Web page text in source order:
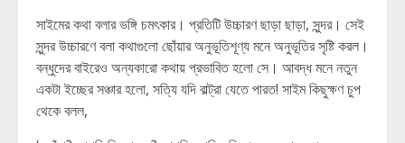
সাইমের কথা বলার ভঙ্গি চমৎকার। প্রতিটি উচ্চারণ ছাড়া ছাড়া, সুন্দর। সেই
সুন্দর উচ্চারণে বলা কথাগুলো ছোঁয়ার অনুভূতিশূণ্য মনে অনুভূতির সৃষ্টি করল।
বন্ধুদের বাইরেও অন্যকারো কথায় প্রভাবিত হলো সে। আবদ্ধ মনে নতুন
একটা ইচ্ছের সঞ্চার হলো, সত্যি যদি বাল্ট্রা যেতে পারত! সাইম কিছুক্ষণ চুপ
থেকে বলল,